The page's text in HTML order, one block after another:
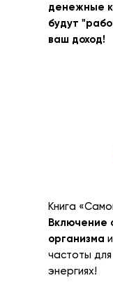
Книга
Включение
организма
частоты
энергиях!
денежные
будут
ваш доход!